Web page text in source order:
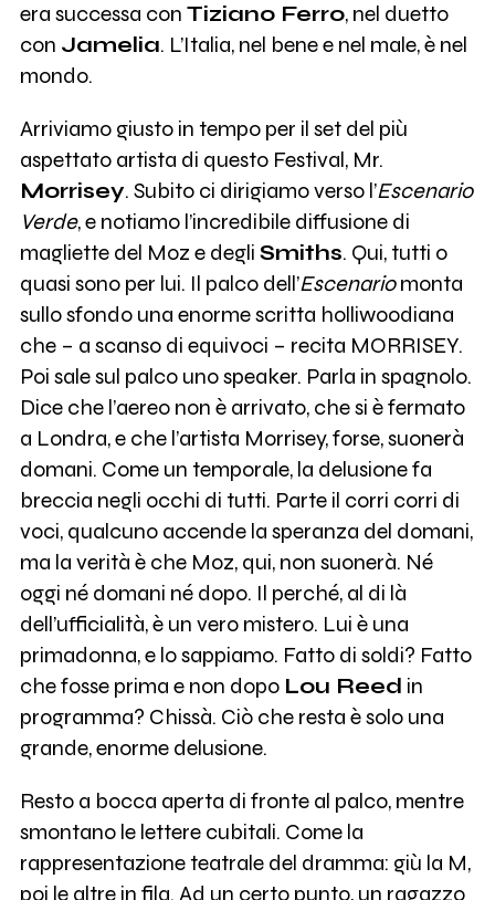
era successa con Tiziano Ferro, nel duetto
con Jamelia. L’Italia, nel bene e nel male, è nel
mondo.
Arriviamo giusto in tempo per il set del più
aspettato artista di questo Festival, Mr.
Morrisey. Subito ci dirigiamo verso l’Escenario
Verde, e notiamo l’incredibile diffusione di
magliette del Moz e degli Smiths. Qui, tutti o
quasi sono per lui. Il palco dell’Escenariomonta
sullo sfondo una enorme scritta holliwoodiana
che – a scanso di equivoci – recita MORRISEY.
Poi sale sul palco uno speaker. Parla in spagnolo.
Dice che l’aereo non è arrivato, che si è fermato
a Londra, e che l’artista Morrisey, forse, suonerà
domani. Come un temporale, la delusione fa
breccia negli occhi di tutti. Parte il corri corri di
voci, qualcuno accende la speranza del domani,
ma la verità è che Moz, qui, non suonerà. Né
oggi né domani né dopo. Il perché, al di là
dell’ufficialità, è un vero mistero. Lui è una
primadonna, e lo sappiamo. Fatto di soldi? Fatto
che fosse prima e non dopo Lou Reed in
programma? Chissà. Ciò che resta è solo una
grande, enorme delusione.
Resto a bocca aperta di fronte al palco, mentre
smontano le lettere cubitali. Come la
rappresentazione teatrale del dramma: giù la M,
poi le altre in fila. Ad un certo punto, un ragazzo